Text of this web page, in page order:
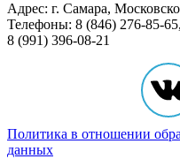
Адрес: г. Самара,
Телефоны: 8 (846) 276-85-
8 (991) 396-08-21
Политика в отношении
данных